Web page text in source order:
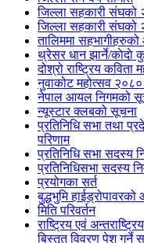
जिल्ला सहकारी संघको
जिल्ला सहकारी संघको
तालिममा
थ्रेसर धान झार्ने/काेदाे
दोश्रो राष्ट्रिय
नुवाकोट महोत्सव
नेपाल आयल निगमको
न्यूस्टार क्लबको सूचना
प्रतिनिधि सभा तथा
परिणाम
प्रतिनिधि सभा सदस्य
प्रतिनिधिसभा सदस्य
प्रयोगका सर्त
बुद्धभुमि
मिति परिवर्तन
राष्ट्रिय एवं
बिस्तृत विवरण पेश गर्ने